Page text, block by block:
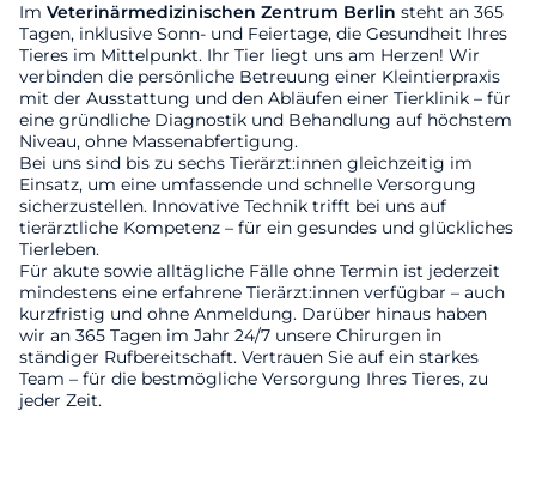
Im Veterinärmedizinischen Zentrum Berlin steht an 365
Tagen, inklusive Sonn- und Feiertage, die Gesundheit Ihres
Tieres im Mittelpunkt. Ihr Tier liegt uns am Herzen! Wir
verbinden die persönliche Betreuung einer Kleintierpraxis
mit der Ausstattung und den Abläufen einer Tierklinik – für
eine gründliche Diagnostik und Behandlung auf höchstem
Niveau, ohne Massenabfertigung.
Bei uns sind bis zu sechs Tierärzt:innen gleichzeitig im
Einsatz, um eine umfassende und schnelle Versorgung
sicherzustellen. Innovative Technik trifft bei uns auf
tierärztliche Kompetenz – für ein gesundes und glückliches
Tierleben.
Für akute sowie alltägliche Fälle ohne Termin ist jederzeit
mindestens eine erfahrene Tierärzt:innen verfügbar – auch
kurzfristig und ohne Anmeldung. Darüber hinaus haben
wir an 365 Tagen im Jahr 24/7 unsere Chirurgen in
ständiger Rufbereitschaft. Vertrauen Sie auf ein starkes
Team – für die bestmögliche Versorgung Ihres Tieres, zu
jeder Zeit.